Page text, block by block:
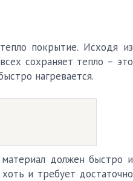
покрытие. Исходя из
сохраняет тепло – это
нагревается.
должен быстро и
и требует достаточно